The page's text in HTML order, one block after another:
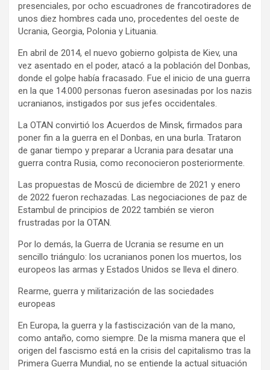
presenciales, por ocho escuadrones de francotiradores de
unos diez hombres cada uno, procedentes del oeste de
Ucrania, Georgia, Polonia y Lituania.
En abril de 2014, el nuevo gobierno golpista de Kiev, una
vez asentado en el poder, atacó a la población del Donbas,
donde el golpe había fracasado. Fue el inicio de una guerra
en la que 14.000 personas fueron asesinadas por los nazis
ucranianos, instigados por sus jefes occidentales.
La OTAN convirtió los Acuerdos de Minsk, firmados para
poner fin a la guerra en el Donbas, en una burla. Trataron
de ganar tiempo y preparar a Ucrania para desatar una
guerra contra Rusia, como reconocieron posteriormente.
Las propuestas de Moscú de diciembre de 2021 y enero
de 2022 fueron rechazadas. Las negociaciones de paz de
Estambul de principios de 2022 también se vieron
frustradas por la OTAN.
Por lo demás, la Guerra de Ucrania se resume en un
sencillo triángulo: los ucranianos ponen los muertos, los
europeos las armas y Estados Unidos se lleva el dinero.
Rearme, guerra y militarización de las sociedades
europeas
En Europa, la guerra y la fastiscización van de la mano,
como antaño, como siempre. De la misma manera que el
origen del fascismo está en la crisis del capitalismo tras la
Primera Guerra Mundial, no se entiende la actual situación